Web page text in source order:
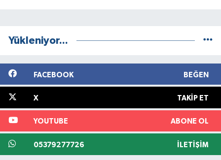
Yükleniyor...
FACEBOOK BEĞEN
X TAKIP ET
YOUTUBE ABONE OL
05379277726 İLETIŞIM